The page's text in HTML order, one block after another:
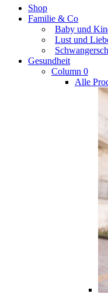
Shop
Familie & Co
Baby und
Lust und
Gesundheit
Column 0
Alle